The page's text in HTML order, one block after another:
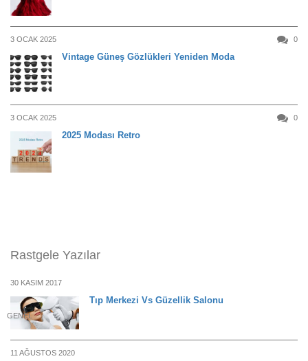
3 OCAK 2025 0
Vintage Güneş Gözlükleri Yeniden Moda
3 OCAK 2025 0
2025 Modası Retro
Rastgele Yazılar
30 KASIM 2017
GENEL
Tıp Merkezi Vs Güzellik Salonu
11 AĞUSTOS 2020